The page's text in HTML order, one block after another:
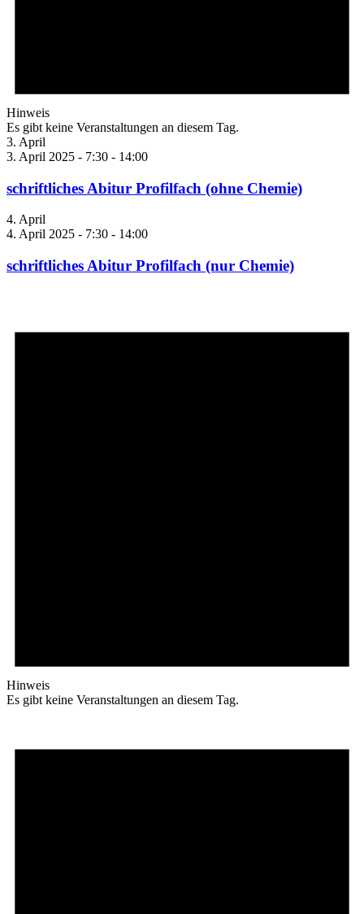
Hinweis
Es gibt keine Veranstaltungen an diesem Tag.
3. April
3. April 2025 - 7:30 - 14:00
schriftliches Abitur Profilfach (ohne Chemie)
4. April
4. April 2025 - 7:30 - 14:00
schriftliches Abitur Profilfach (nur Chemie)
Hinweis
Es gibt keine Veranstaltungen an diesem Tag.